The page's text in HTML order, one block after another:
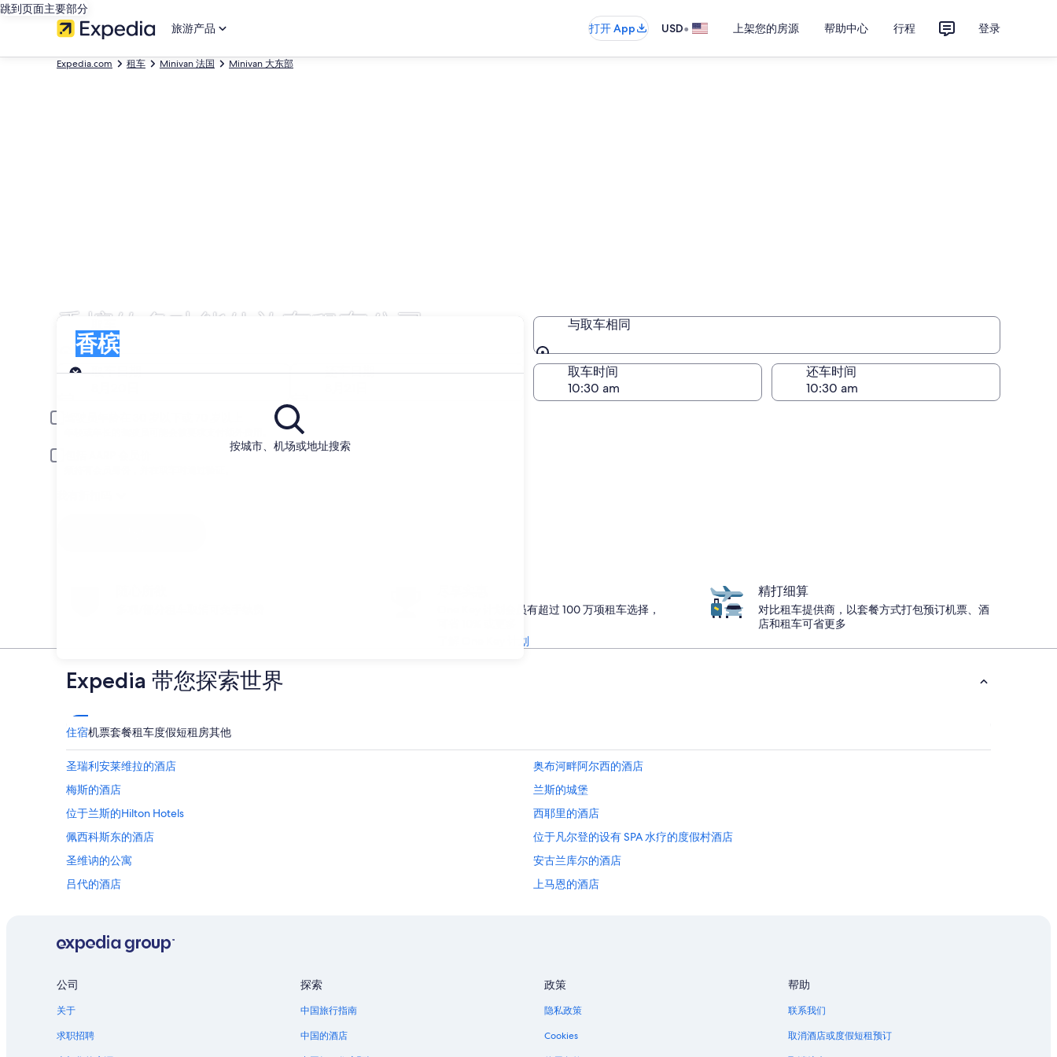
跳到页面主要部分
旅游产品
打开 App USD• 上架您的房源 帮助中心 行程 登录
Expedia.com 租车 Minivan 法国 Minivan 大东部
香槟的多功能休旅车租车公司
按城市、机场或地址搜索
香槟
取车
与取车相同
与取车相同
取车日期
还车日期
取车时间 还车时间
One Key 计划会员有超过 100 万项租车选择，
了解 One Key 计划
精打细算
对比租车提供商，以套餐方式打包预订机票、酒
店和租车可省更多
Expedia 带您探索世界
住宿机票套餐租车度假短租房其他
圣瑞利安莱维拉的酒店
奥布河畔阿尔西的酒店
梅斯的酒店
兰斯的城堡
位于兰斯的Hilton Hotels
西耶里的酒店
佩西科斯东的酒店
位于凡尔登的设有 SPA 水疗的度假村酒店
圣维讷的公寓
安古兰库尔的酒店
吕代的酒店
上马恩的酒店
莱恩的酒店
公司
关于
求职招聘
探索
中国旅行指南
中国的酒店
政策
隐私政策
Cookies
帮助
联系我们
取消酒店或度假短租预订